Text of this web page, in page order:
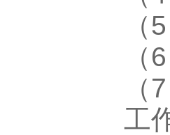
（
（
（
工